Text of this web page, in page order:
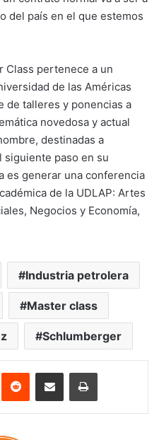
del país en el que estemos
Class pertenece a un
de las Américas
de talleres y ponencias a
novedosa y actual
destinadas a
siguiente paso en su
es generar una conferencia
de la UDLAP: Artes
Negocios y Economía,
Industria petrolera
Master class
Schlumberger
Reddit Share via Email Print